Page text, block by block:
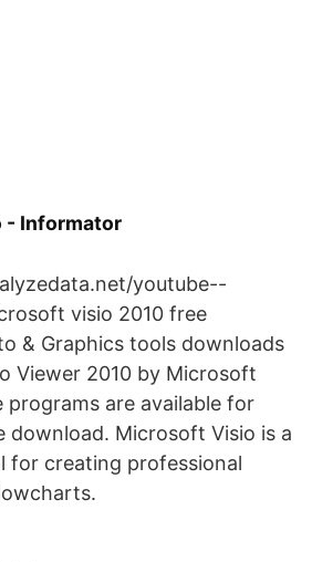
- Informator
youtube--
visio 2010 free
& Graphics tools downloads
Viewer 2010 by Microsoft
programs are available for
download. Microsoft Visio is a
for creating professional